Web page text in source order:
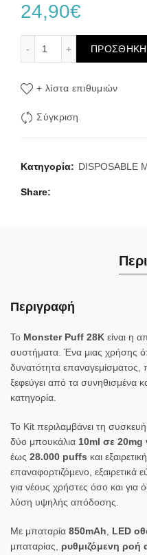
24,90€
ΠΡΟΣΘΉΚΗ
+ λίστα επιθυμιών
Σύγκριση
Κατηγορία: DISPOSABLE
Share
Περιγραφή
Το Monster Puff 28K είναι η
συστήματα. Ένα μιας χρήσης
δυνατότητα επαναγεμίσματος,
ξεφεύγει από τα συνηθισμένα
κατηγορία.
Το Kit περιλαμβάνει τη
δύο μπουκάλια 10ml σε 20mg
έως 28.000 puffs και
επαναφορτιζόμενο, εξαιρετικά
για νέους χρήστες όσο και για
λύση υψηλής απόδοσης.
Με μπαταρία 850mAh LED
μπαταρίας, ρυθμιζόμενη ροή